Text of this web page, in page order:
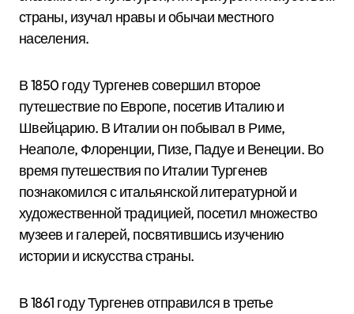
страны, изучал нравы и обычаи местного
населения.
В 1850 году Тургенев совершил второе
путешествие по Европе, посетив Италию и
Швейцарию. В Италии он побывал в Риме,
Неаполе, Флоренции, Пизе, Падуе и Венеции. Во
время путешествия по Италии Тургенев
познакомился с итальянской литературной и
художественной традицией, посетил множество
музеев и галерей, посвятившись изучению
истории и искусства страны.
В 1861 году Тургенев отправился в третье